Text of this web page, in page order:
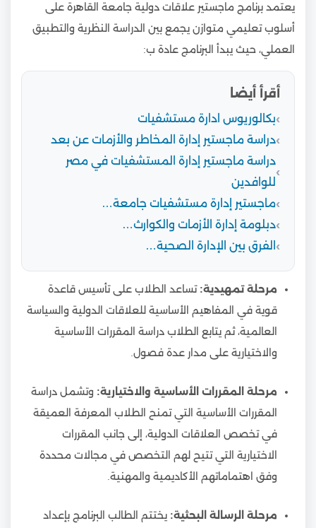
يعتمد برنامج ماجستير علاقات دولية جامعة القاهرة على
أسلوب تعليمي متوازن يجمع بين الدراسة النظرية والتطبيق
العملي، حيث يبدأ البرنامج عادة ب:
أقرأ أيضا
بكالوريوس ادارة مستشفيات
دراسة ماجستير إدارة المخاطر والأزمات عن بعد
دراسة ماجستير إدارة المستشفيات في مصر
للوافدين
ماجستير إدارة مستشفيات جامعة…
دبلومة إدارة الأزمات والكوارث…
الفرق بين الإدارة الصحية…
مرحلة تمهيدية: تساعد الطلاب على تأسيس قاعدة
قوية في المفاهيم الأساسية للعلاقات الدولية والسياسة
العالمية، ثم يتابع الطلاب دراسة المقررات الأساسية
والاختيارية على مدار عدة فصول.
مرحلة المقررات الأساسية والاختيارية: وتشمل دراسة
المقررات الأساسية التي تمنح الطلاب المعرفة العميقة
في تخصص العلاقات الدولية، إلى جانب المقررات
الاختيارية التي تتيح لهم التخصص في مجالات محددة
وفق اهتماماتهم الأكاديمية والمهنية.
مرحلة الرسالة البحثية: يختتم الطالب البرنامج بإعداد